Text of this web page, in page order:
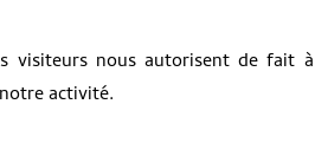
visiteurs nous autorisent de fait à
activité.